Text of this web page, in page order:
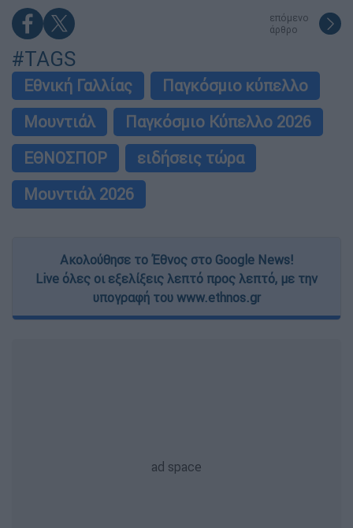
επόμενο
άρθρο
#TAGS
Εθνική Γαλλίας
Παγκόσμιο κύπελλο
Μουντιάλ
Παγκόσμιο Κύπελλο 2026
ΕΘΝΟΣΠΟΡ
ειδήσεις τώρα
Μουντιάλ 2026
Ακολούθησε το Έθνος στο Google News!
Live όλες οι εξελίξεις λεπτό προς λεπτό, με την
υπογραφή του www.ethnos.gr